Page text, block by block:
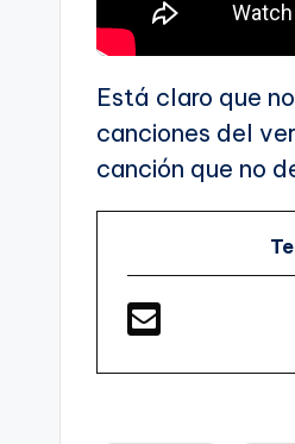
Está claro que
canciones del
canción que no